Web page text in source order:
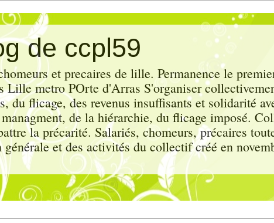
de ccpl59
et precaires de lille. Permanence le
Lille metro POrte d'Arras S'organiser
du flicage, des revenus insuffisants et solidarité
de la hiérarchie, du flicage imposé.
la précarité. Salariés, chomeurs, précaires
et des activités du collectif créé en